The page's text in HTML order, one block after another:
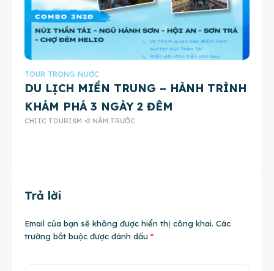
TOUR TRONG NƯỚC
DU LỊCH MIỀN TRUNG – HÀNH TRÌNH
KHÁM PHÁ 3 NGÀY 2 ĐÊM
CHIIC TOURISM 2 NĂM TRƯỚC
Trả lời
Email của bạn sẽ không được hiển thị công khai. Các
trường bắt buộc được đánh dấu *